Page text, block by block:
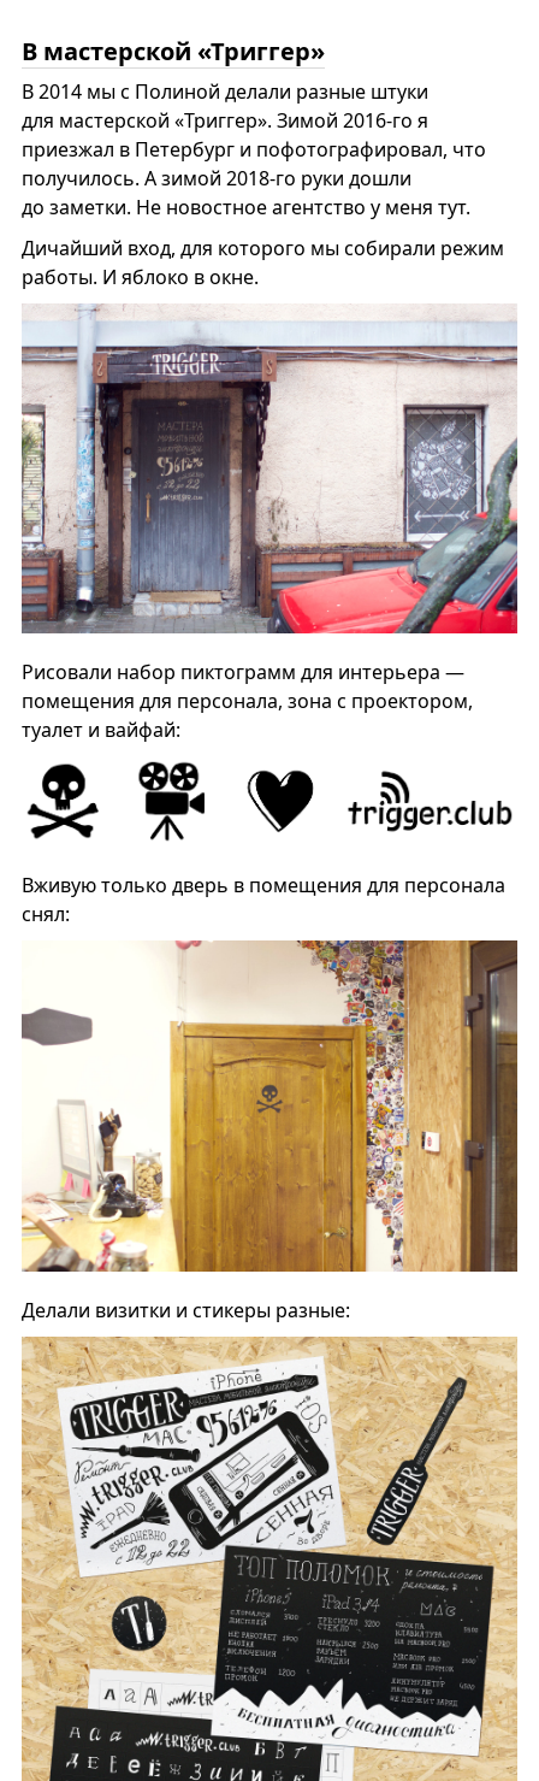
В мастерской «Триггер»
В 2014 мы с Полиной делали разные штуки
для мастерской «Триггер». Зимой 2016-го я
приезжал в Петербург и пофотографировал, что
получилось. А зимой 2018-го руки дошли
до заметки. Не новостное агентство у меня тут.
Дичайший вход, для которого мы собирали режим
работы. И яблоко в окне.
Рисовали набор пиктограмм для интерьера —
помещения для персонала, зона с проектором,
туалет и вайфай:
Вживую только дверь в помещения для персонала
снял:
Делали визитки и стикеры разные: